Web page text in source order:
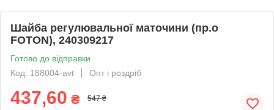
Шайба регулювальної маточини (пр.о
FOTON), 240309217
Готово до відправки
Код: 188004-avt
Опт і роздріб
437,60 ₴ 547 ₴